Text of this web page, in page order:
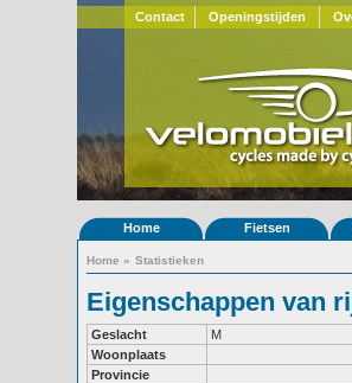
Contact Openingstijden
Home Fietsen
Home » Statistieken
Eigenschappen van
Geslacht
M
Woonplaats
Provincie